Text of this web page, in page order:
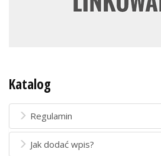
Katalog
Regulamin
Jak dodać wpis?